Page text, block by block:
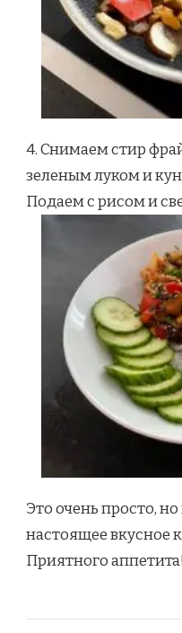
4. Снимаем стир
зеленым луком и
Подаем с рисом и
Это очень просто,
настоящее вкусное
Приятного аппетита!